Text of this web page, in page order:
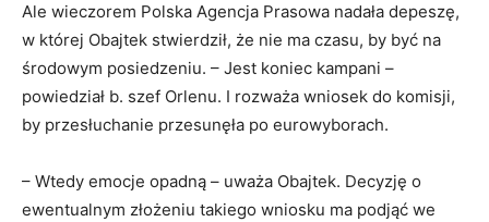
Ale wieczorem Polska Agencja Prasowa nadała depeszę,
w której Obajtek stwierdził, że nie ma czasu, by być na
środowym posiedzeniu. – Jest koniec kampani –
powiedział b. szef Orlenu. I rozważa wniosek do komisji,
by przesłuchanie przesunęła po eurowyborach.
– Wtedy emocje opadną – uważa Obajtek. Decyzję o
ewentualnym złożeniu takiego wniosku ma podjąć we